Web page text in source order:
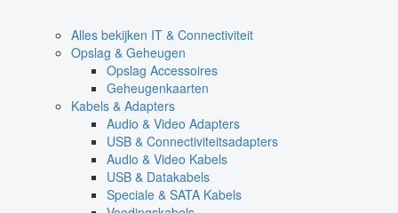
Alles bekijken IT & Connectiviteit
Opslag & Geheugen
Opslag Accessoires
Geheugenkaarten
Kabels & Adapters
Audio & Video Adapters
USB & Connectiviteitsadapters
Audio & Video Kabels
USB & Datakabels
Speciale & SATA Kabels